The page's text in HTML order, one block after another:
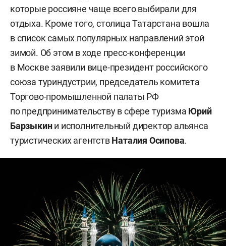
которые россияне чаще всего выбирали для
отдыха. Кроме того, столица Татарстана вошла
в список самых популярных направлений этой
зимой. Об этом в ходе пресс-конференции
в Москве заявили вице-президент российского
союза туриндустрии, председатель комитета
Торгово-промышленной палаты РФ
по предпринимательству в сфере туризма Юрий
Барзыкини исполнительный директор альянса
туристических агентствНаталия Осипова.